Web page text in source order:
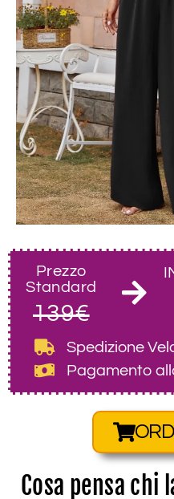
Prezzo
Standard
139€
Spedizione
Pagamento
Cosa pensa chi